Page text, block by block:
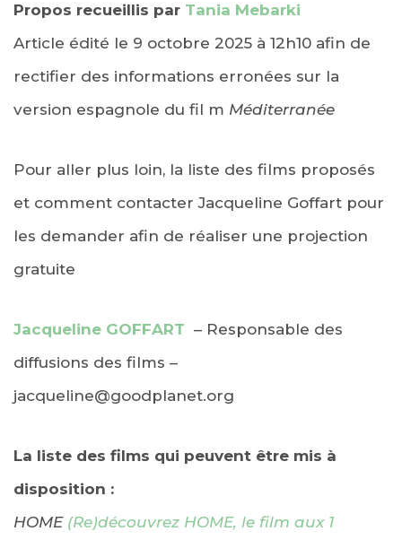
Propos recueillis par Tania Mebarki
Article édité le 9 octobre 2025 à 12h10 afin de
rectifier des informations erronées sur la
version espagnole du fil m Méditerranée
Pour aller plus loin, la liste des films proposés
et comment contacter Jacqueline Goffart pour
les demander afin de réaliser une projection
gratuite
Jacqueline GOFFART – Responsable des
diffusions des films –
jacqueline@goodplanet.org
La liste des films qui peuvent être mis à
disposition :
HOME (Re)découvrez HOME, le film aux 1